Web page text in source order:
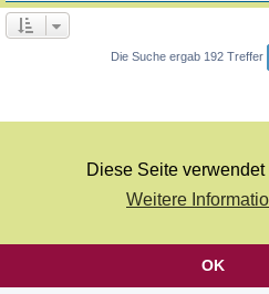
Diese Seite verwendet
Weitere
OK
t
r
r
e
g
Die Suche ergab 192 Treffer
Deutsche